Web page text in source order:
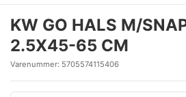
KW GO HALS M/
2.5X45-65 CM
Varenummer: 5705574115406